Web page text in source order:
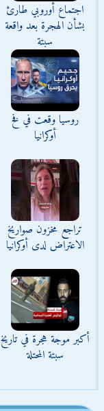
اجتماع أوروبي طارئ
بشأن الهجرة بعد واقعة
سبتة
روسيا وقعت في فخ
أوكرانيا
تراجع مخزون صواريخ
الاعتراض لدى أوكرانيا
أكبر موجة هجرة في تاريخ
سبتة المحتلة